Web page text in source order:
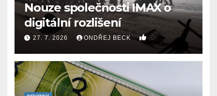
Nouze společnosti IMAX o
digitální rozlišení
27. 7. 2026 ONDŘEJ BECK 0